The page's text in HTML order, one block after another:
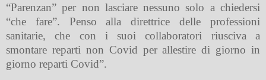
“Parenzan” per non lasciare nessuno solo a chiedersi
“che fare”. Penso alla direttrice delle professioni
sanitarie, che con i suoi collaboratori riusciva a
smontare reparti non Covid per allestire di giorno in
giorno reparti Covid”.